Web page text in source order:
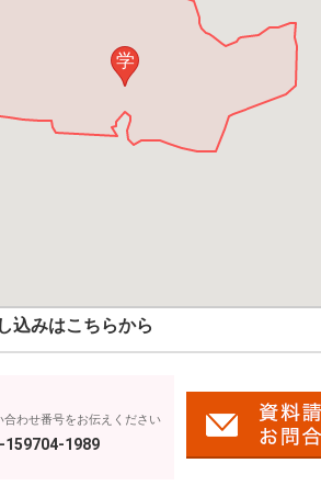
学
込みはこちらから
合わせ番号をお伝えください
159704-1989